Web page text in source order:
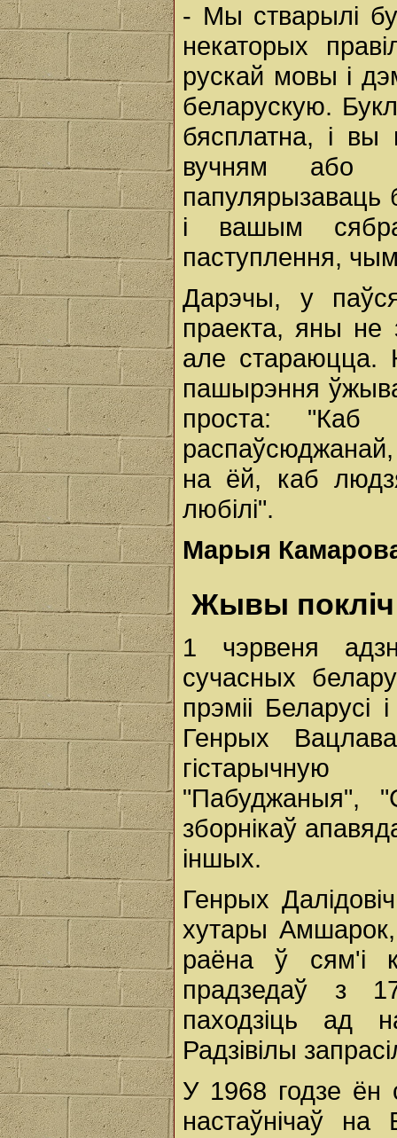
- Мы стварылі
некаторых
рускай мовы і
беларускую.
бясплатна, і вы
вучням або
папулярызаваць
і вашым
паступлення,
Дарэчы, у
праекта, яны не
але стараюцца.
пашырэння
проста: "Каб
на ёй, каб
любілі".
Марыя
Жывы покліч
1 чэрвеня
сучасных
прэміі Беларусі
Генрых
гістарычную
"Пабуджаныя",
зборнікаў
іншых.
Генрых
хутары Амшарок,
раёна ў сям'і
прадзедаў з
паходзіць ад
Радзівілы
У 1968 годзе ён
настаўнічаў